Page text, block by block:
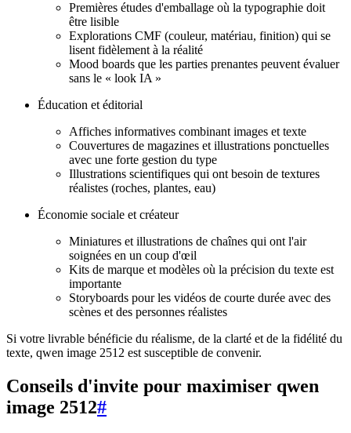
Premières études d'emballage où la typographie doit
être lisible
Explorations CMF (couleur, matériau, finition) qui se
lisent fidèlement à la réalité
Mood boards que les parties prenantes peuvent évaluer
sans le « look IA »
Éducation et éditorial
Affiches informatives combinant images et texte
Couvertures de magazines et illustrations ponctuelles
avec une forte gestion du type
Illustrations scientifiques qui ont besoin de textures
réalistes (roches, plantes, eau)
Économie sociale et créateur
Miniatures et illustrations de chaînes qui ont l'air
soignées en un coup d'œil
Kits de marque et modèles où la précision du texte est
importante
Storyboards pour les vidéos de courte durée avec des
scènes et des personnes réalistes
Si votre livrable bénéficie du réalisme, de la clarté et de la fidélité du
texte, qwen image 2512 est susceptible de convenir.
Conseils d'invite pour maximiser qwen
image 2512#